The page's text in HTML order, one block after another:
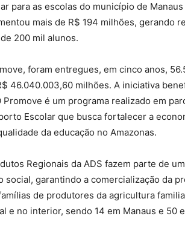
para as escolas do município de
mais de R$ 194 milhões, gerando
200 mil alunos.
foram entregues, em cinco anos,
46.040.003,60 milhões. A iniciativa
Promove é um programa realizado em
Escolar que busca fortalecer a
da educação no Amazonas.
Regionais da ADS fazem parte de
social, garantindo a comercialização da
de produtores da agricultura
e no interior, sendo 14 em Manaus e 50